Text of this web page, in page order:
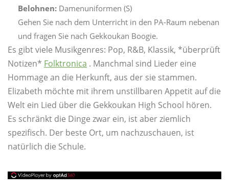
Belohnen: Damenuniformen (S)
Gehen Sie nach dem Unterricht in den PA-Raum nebenan
und fragen Sie nach Gekkoukan Boogie.
Es gibt viele Musikgenres: Pop, R&B, Klassik, *überprüft
Notizen* Folktronica . Manchmal sind Lieder eine
Hommage an die Herkunft, aus der sie stammen.
Elizabeth möchte mit ihrem unstillbaren Appetit auf die
Welt ein Lied über die Gekkoukan High School hören.
Es schränkt die Dinge zwar ein, ist aber ziemlich
spezifisch. Der beste Ort, um nachzuschauen, ist
natürlich die Schule.